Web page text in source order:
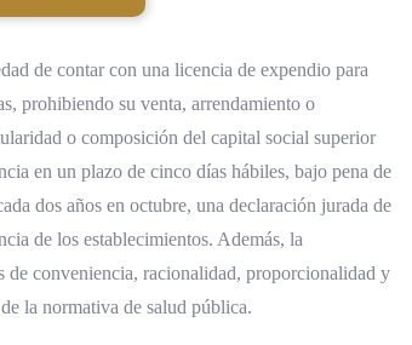
de contar con una licencia de expendio para
prohibiendo su venta, arrendamiento o
o composición del capital social superior
en un plazo de cinco días hábiles, bajo pena de
dos años en octubre, una declaración jurada de
de los establecimientos. Además, la
de conveniencia, racionalidad, proporcionalidad y
la normativa de salud pública.